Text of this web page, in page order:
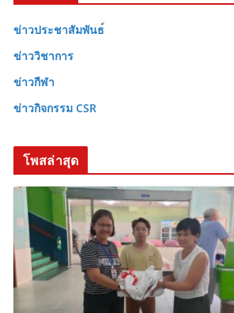
ข่าวประชาสัมพันธ
ข่าววิชาการ
ข่าวกีฬา
ข่าวกิจกรรม CSR
โพสล่าสุด